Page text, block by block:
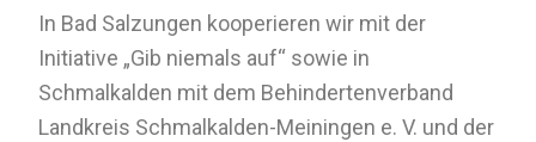
In Bad Salzungen kooperieren wir mit der
Initiative „Gib niemals auf“ sowie in
Schmalkalden mit dem Behindertenverband
Landkreis Schmalkalden-Meiningen e. V. und der